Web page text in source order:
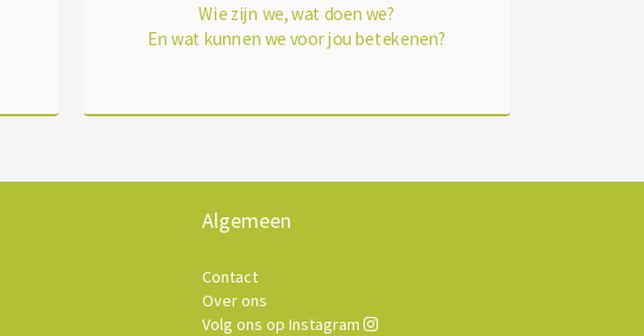
Wie zijn we, wat doen we?
En wat kunnen we voor jou betekenen?
Algemeen
Contact
Over ons
Volg ons op Instagram